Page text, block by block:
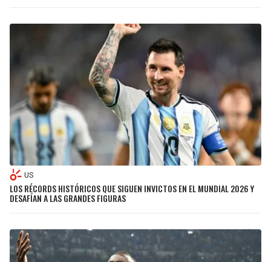
US
LOS RÉCORDS HISTÓRICOS QUE SIGUEN INVICTOS EN EL MUNDIAL 2026 Y
DESAFÍAN A LAS GRANDES FIGURAS